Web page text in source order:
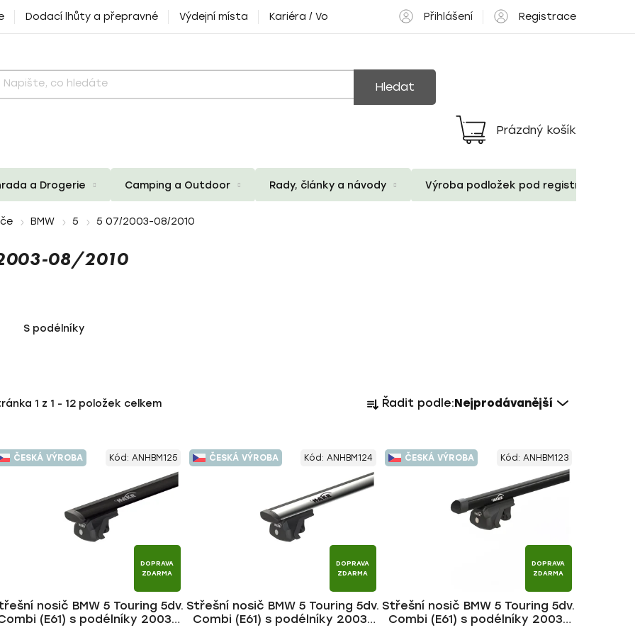
Dodací lhůty a přepravné Výdejní místa Kariéra / Volné pozice Přihlášení Registrace
Hledat
Nákupní
košík
Prázdný košík
a Drogerie Camping a Outdoor Rady, články a návody Výroba podložek pod registrační
BMW 5 5 07/2003-08/2010
2003-08/2010
S podélníky
1 z 1 - 12 položek celkem
a
n
í
o
d
u
k
t
Řadit podle:Nejprodávanější
ČESKÁ VÝROBA
DOPRAVA
ZDARMA
nosič BMW 5 Touring 5dv.
(E61) s podélníky 2003-
Kód: ANHBM125 ČESKÁ VÝROBA
DOPRAVA
ZDARMA
Střešní nosič BMW 5 Touring 5dv.
Combi (E61) s podélníky 2003-
Kód: ANHBM124 ČESKÁ VÝROBA
DOPRAVA
ZDARMA
Střešní nosič BMW 5 Touring 5dv.
Combi (E61) s podélníky 2003-
Kód: ANHBM123